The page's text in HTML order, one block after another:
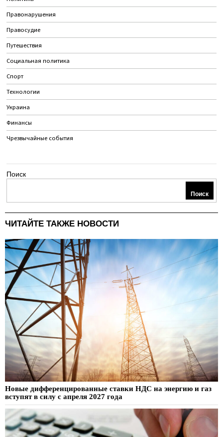
Правонарушения
Правосудие
Путешествия
Социальная политика
Спорт
Технологии
Украина
Финансы
Чрезвычайные события
Поиск
Поиск
ЧИТАЙТЕ ТАКЖЕ НОВОСТИ
Новые дифференцированные ставки НДС на энергию и газ
вступят в силу с апреля 2027 года